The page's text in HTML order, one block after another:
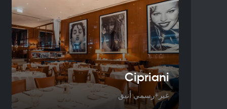
Cipriani
غير+رسمي أنيق